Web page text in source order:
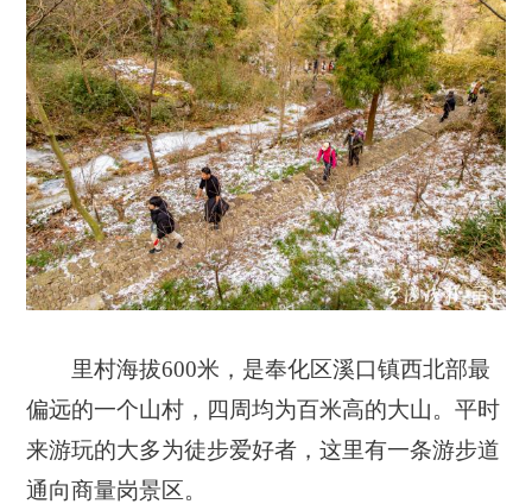
里村海拔600米，是奉化区溪口镇西北部最
偏远的一个山村，四周均为百米高的大山。平时
来游玩的大多为徒步爱好者，这里有一条游步道
通向商量岗景区。